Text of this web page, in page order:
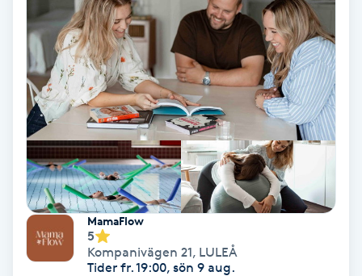
Manikyr & Pedikyr
Massage
Medial vägledning
Medicinsk massage
Meditation
Medium
MamaFlow
5
Kompanivägen 21, LULEÅ
Tider fr. 19:00, sön 9 aug.